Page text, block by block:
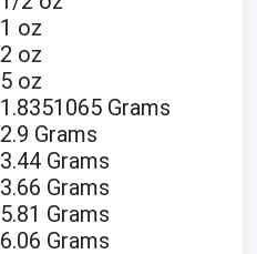
1 oz
2 oz
5 oz
1.8351065 Grams
2.9 Grams
3.44 Grams
3.66 Grams
5.81 Grams
6.06 Grams